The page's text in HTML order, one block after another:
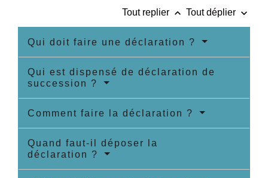
Tout replier keyboard_arrow_up Tout déplier keyboard_arrow_down
Qui doit faire une déclaration ?
Qui est dispensé de déclaration de
succession ?
Comment faire la déclaration ?
Quand faut-il déposer la
déclaration ?